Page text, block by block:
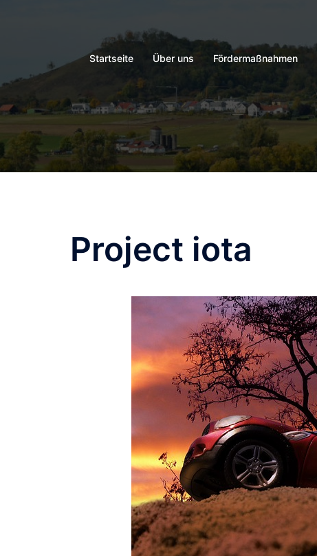
Startseite Über uns Fördermaßnahmen
Project iota